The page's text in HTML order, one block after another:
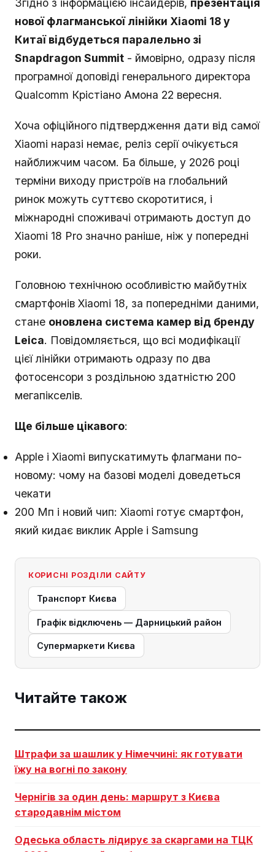
Згідно з інформацією інсайдерів, презентація
нової флагманської лінійки Xiaomi 18 у
Китаї відбудеться паралельно зі
Snapdragon Summit - ймовірно, одразу після
програмної доповіді генерального директора
Qualcomm Крістіано Амона 22 вересня.
Хоча офіційного підтвердження дати від самої
Xiaomi наразі немає, реліз серії очікується
найближчим часом. Ба більше, у 2026 році
терміни виходу пристроїв на глобальний
ринок можуть суттєво скоротитися, і
міжнародні споживачі отримають доступ до
Xiaomi 18 Pro значно раніше, ніж у попередні
роки.
Головною технічною особливістю майбутніх
смартфонів Xiaomi 18, за попередніми даними,
стане оновлена система камер від бренду
Leica. Повідомляється, що всі модифікації
цієї лінійки отримають одразу по два
фотосенсори з роздільною здатністю 200
мегапікселів.
Ще більше цікавого:
Apple і Xiaomi випускатимуть флагмани по-
новому: чому на базові моделі доведеться
чекати
200 Мп і новий чип: Xiaomi готує смартфон,
який кидає виклик Apple і Samsung
КОРИСНІ РОЗДІЛИ САЙТУ
Транспорт Києва
Графік відключень — Дарницький район
Супермаркети Києва
Читайте також
Штрафи за шашлик у Німеччині: як готувати
їжу на вогні по закону
Чернігів за один день: маршрут з Києва
стародавнім містом
Одеська область лідирує за скаргами на ТЦК